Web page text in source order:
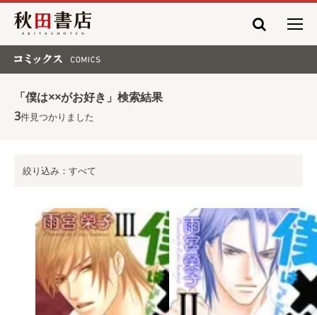
秋田書店
「僕は××がお好き」検索結果
3件見つかりました
絞り込み：すべて